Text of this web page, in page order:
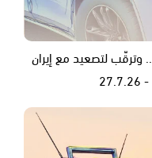
وترقّب لتصعيد مع إيران